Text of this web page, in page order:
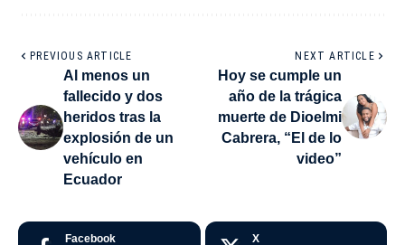
PREVIOUS ARTICLE
Al menos un
fallecido y dos
heridos tras la
explosión de un
vehículo en
Ecuador
NEXT ARTICLE
Hoy se cumple un
año de la trágica
muerte de Dioelmi
Cabrera, “El de lo
video”
Facebook X